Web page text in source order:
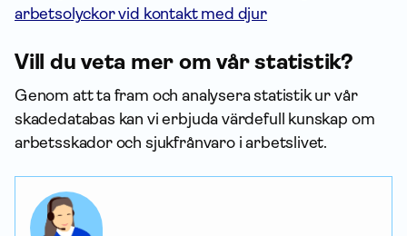
arbetsolyckor vid kontakt med djur
Vill du veta mer om vår statistik?
Genom att ta fram och analysera statistik ur vår
skadedatabas kan vi erbjuda värdefull kunskap om
arbets­skador och sjukfrånvaro i arbetslivet.